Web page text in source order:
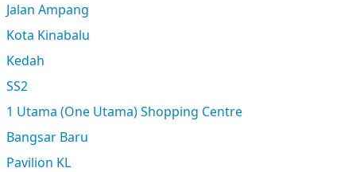
Jalan Ampang
Kota Kinabalu
Kedah
SS2
1 Utama (One Utama) Shopping Centre
Bangsar Baru
Pavilion KL